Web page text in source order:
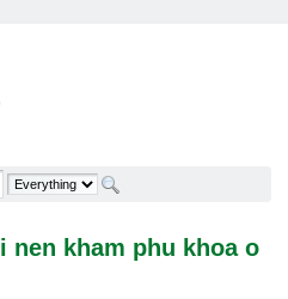
kham phu khoa o ha noi -
nen kham phu khoa o